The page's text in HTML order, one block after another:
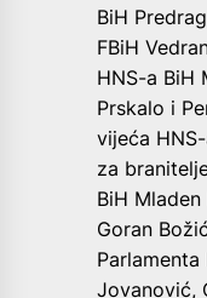
BiH
FBiH
HNS-a BiH
Prskalo i
vijeća
za
BiH
Goran
Parlamenta
Jovanović,